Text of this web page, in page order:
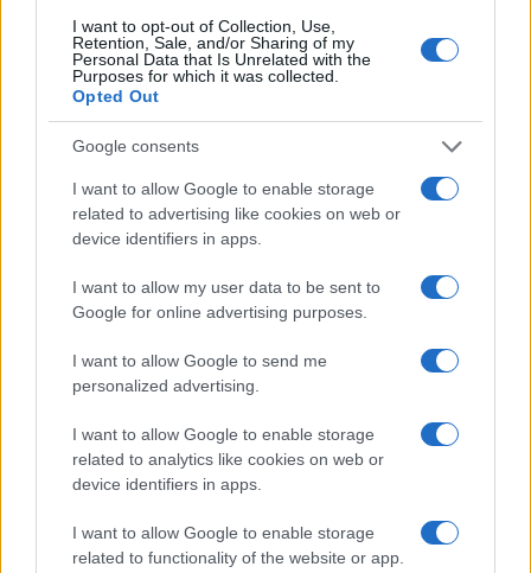
I want to opt-out of Collection, Use,
Retention, Sale, and/or Sharing of my
Personal Data that Is Unrelated with the
Purposes for which it was collected.
Opted Out
Google consents
I want to allow Google to enable storage
related to advertising like cookies on web or
device identifiers in apps.
I want to allow my user data to be sent to
Google for online advertising purposes.
I want to allow Google to send me
personalized advertising.
I want to allow Google to enable storage
related to analytics like cookies on web or
device identifiers in apps.
I want to allow Google to enable storage
related to functionality of the website or app.
ministro, lui, unico senza neppure uno straccio di
avviso di garanzia, quindi certificato innocente dai
PM, viene licenziato, sia dal Parlamento (sic!) che
dal Ministro del Tesoro (sic!). Un manager che
lascia il “privato” per lavorare nel “pubblico” (dove
ha successo) viene espulso con ignominia solo
perché ha risposto con sincerità alla Magistratura.
Perché sono tornato su questo argomento?
Perché mi vergogno di essere élite, e perché mi
sento in parte colpevole. Costui, prima di
accettare la proposta di entrare nel “pubblico”, mi
aveva chiesto un consiglio. Sbagliai a dirgli di
accettare, un uomo limpido, di assoluta onestà
personale e intellettuale è inidoneo in un mondo